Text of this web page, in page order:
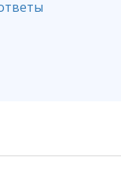
В ВЕТЕРИНАРНОЙ